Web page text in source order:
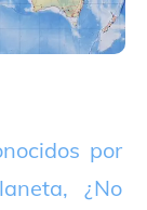
por
¿No